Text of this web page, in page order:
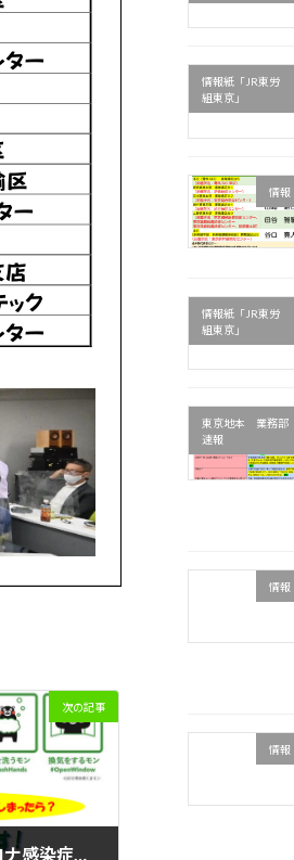
次の記事
東京地本情報 No.5 新型コロナ感染症拡大防止につとめ、猛暑を乗り越え安全で安心な夏季輸送を実現しよう！
情報紙「JR東労
組東京」
情報
情報紙「JR東労
組東京」
東京地本 業務部
速報
情報
情報